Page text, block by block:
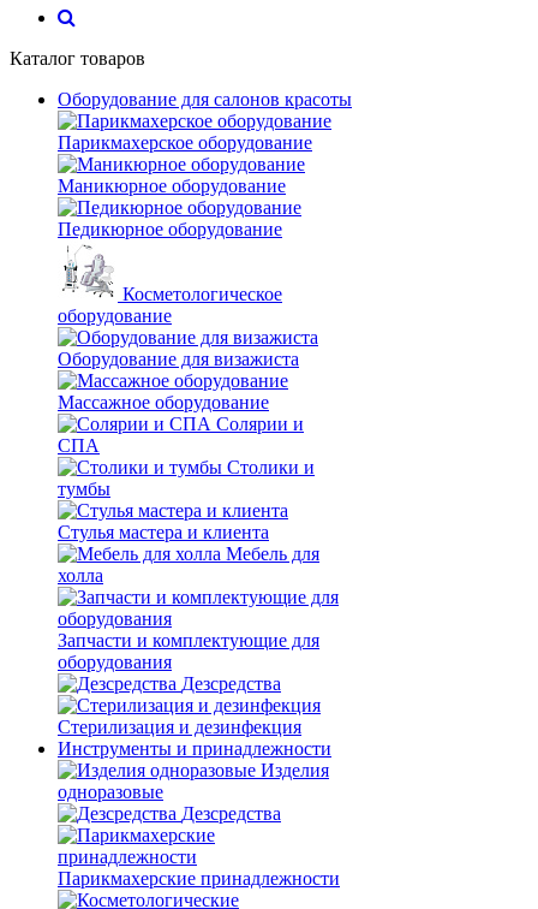
Каталог товаров
Оборудование для салонов красоты
Парикмахерское оборудование
Маникюрное оборудование
Педикюрное оборудование
Косметологическое
оборудование
Оборудование для визажиста
Массажное оборудование
Солярии и
СПА
Столики и
тумбы
Стулья мастера и клиента
Мебель для
холла
Запчасти и комплектующие для
оборудования
Дезсредства
Стерилизация и дезинфекция
Инструменты и принадлежности
Изделия
одноразовые
Дезсредства
Парикмахерские принадлежности